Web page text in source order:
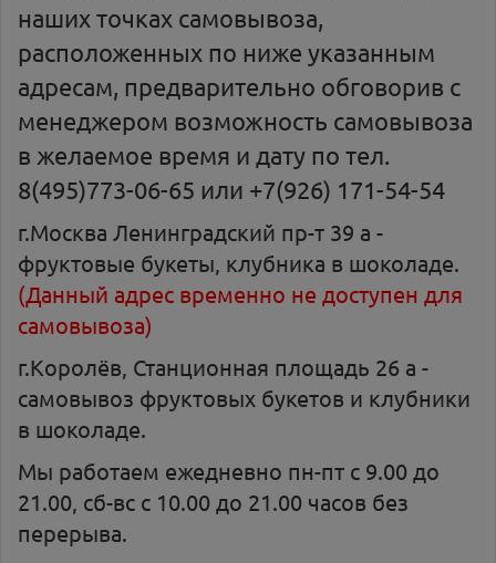
наших точках самовывоза,
расположенных по ниже указанным
адресам, предварительно обговорив с
менеджером возможность самовывоза
в желаемое время и дату по тел.
8(495)773-06-65 или +7(926) 171-54-54
г.Москва Ленинградский пр-т 39 а -
фруктовые букеты, клубника в шоколаде.
(Данный адрес временно не доступен для
самовывоза)
г.Королёв, Станционная площадь 26 а -
самовывоз фруктовых букетов и клубники
в шоколаде.
Мы работаем ежедневно пн-пт с 9.00 до
21.00, сб-вс с 10.00 до 21.00 часов без
перерыва.